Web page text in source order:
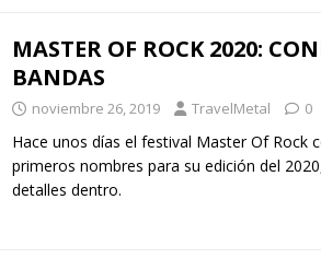
MASTER OF ROCK 2020:
BANDAS
noviembre 26, 2019 TravelMetal 0
Hace unos días el festival Master Of Rock
primeros nombres para su edición del
detalles dentro.